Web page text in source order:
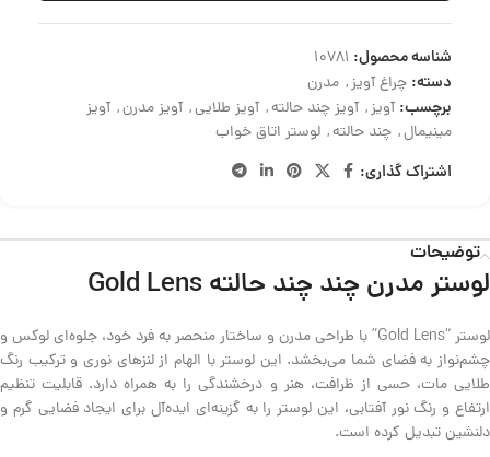
شناسه محصول: 10781
دسته: چراغ آویز, مدرن
برچسب: آویز, آویز چند حالته, آویز طلایی, آویز مدرن, آویز
مینیمال, چند حالته, لوستر اتاق خواب
اشتراک گذاری:
توضیحات
لوستر مدرن چند چند حالته Gold Lens
لوستر “Gold Lens” با طراحی مدرن و ساختار منحصر به فرد خود، جلوه‌ای لوکس و
چشم‌نواز به فضای شما می‌بخشد. این لوستر با الهام از لنزهای نوری و ترکیب رنگ
طلایی مات، حسی از ظرافت، هنر و درخشندگی را به همراه دارد. قابلیت تنظیم
ارتفاع و رنگ نور آفتابی، این لوستر را به گزینه‌ای ایده‌آل برای ایجاد فضایی گرم و
دلنشین تبدیل کرده است.